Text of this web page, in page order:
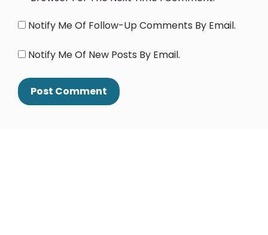
Notify Me Of Follow-Up Comments By Email.
Notify Me Of New Posts By Email.